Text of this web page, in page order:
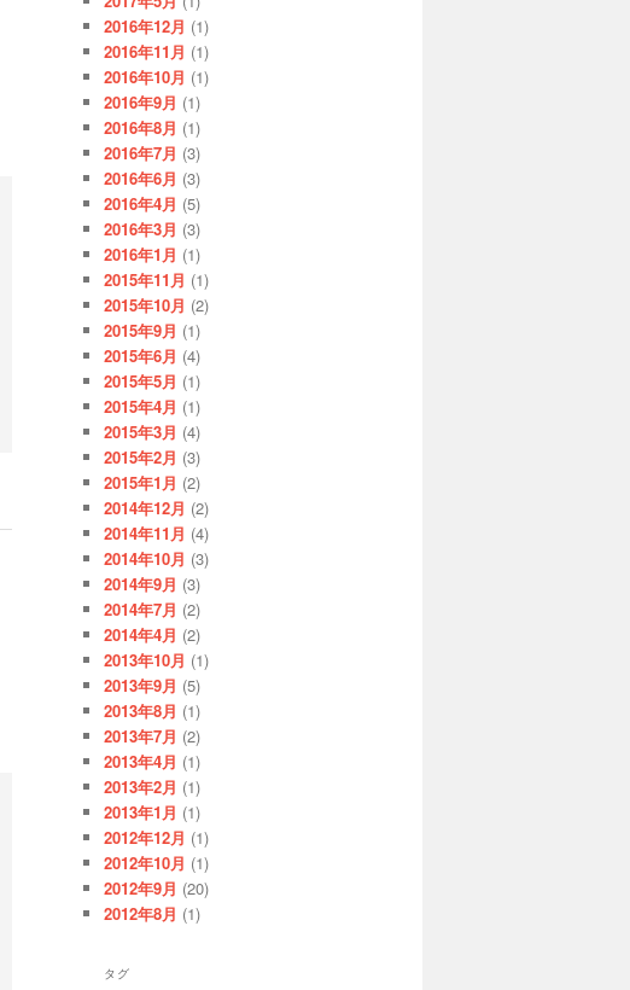
2016年12月 (1)
2016年11月 (1)
2016年10月 (1)
2016年9月 (1)
2016年8月 (1)
2016年7月 (3)
2016年6月 (3)
2016年4月 (5)
2016年3月 (3)
2016年1月 (1)
2015年11月 (1)
2015年10月 (2)
2015年9月 (1)
2015年6月 (4)
2015年5月 (1)
2015年4月 (1)
2015年3月 (4)
2015年2月 (3)
2015年1月 (2)
2014年12月 (2)
2014年11月 (4)
2014年10月 (3)
2014年9月 (3)
2014年7月 (2)
2014年4月 (2)
2013年10月 (1)
2013年9月 (5)
2013年8月 (1)
2013年7月 (2)
2013年4月 (1)
2013年2月 (1)
2013年1月 (1)
2012年12月 (1)
2012年10月 (1)
2012年9月 (20)
2012年8月 (1)
タグ